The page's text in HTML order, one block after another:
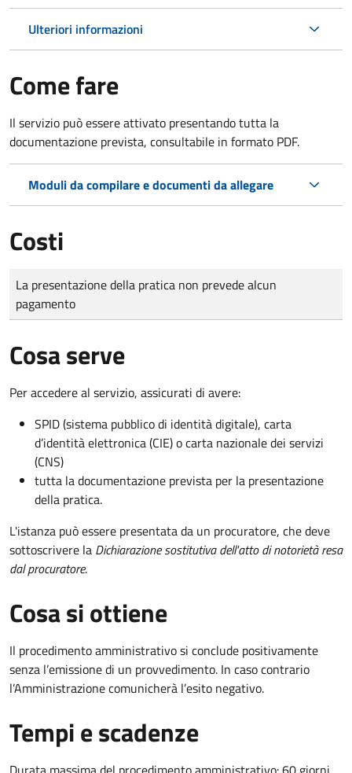
Ulteriori informazioni
Come fare
Il servizio può essere attivato presentando tutta la
documentazione prevista, consultabile in formato PDF.
Moduli da compilare e documenti da allegare
Costi
Tipo di pagamento
Importo
La presentazione della pratica non prevede alcun
pagamento
Cosa serve
Per accedere al servizio, assicurati di avere:
SPID (sistema pubblico di identità digitale), carta
d’identità elettronica (CIE) o carta nazionale dei servizi
(CNS)
tutta la documentazione prevista per la presentazione
della pratica.
L'istanza può essere presentata da un procuratore, che deve
sottoscrivere la Dichiarazione sostitutiva dell'atto di notorietà resa
dal procuratore.
Cosa si ottiene
Il procedimento amministrativo si conclude positivamente
senza l’emissione di un provvedimento. In caso contrario
l’Amministrazione comunicherà l’esito negativo.
Tempi e scadenze